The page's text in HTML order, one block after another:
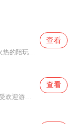
TT语音无限刷T豆软件是一款比较火热的陪玩软件。在这款TT语音无限刷T豆软件中汇聚了很多玩家，大家都是会玩各种游戏的，你在这里面可以找到与你一样有趣的陪玩玩家，让你再也不用体验一个人的游戏了，还可以随时语音开黑，随时沟通，体验起来也会更加方便哦。当你想要体验的
查看
查看